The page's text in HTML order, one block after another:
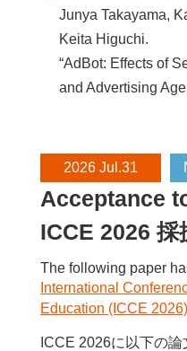
Junya Takayama,
Keita Higuchi.
“AdBot: Effects of
and Advertising
2026 Jul.31
Acceptance
ICCE 2026 採
The following paper
International
Education (ICCE 2026)
ICCE 2026に以下の論